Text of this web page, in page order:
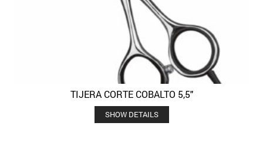
TIJERA CORTE COBALTO 5,5″
SHOW DETAILS